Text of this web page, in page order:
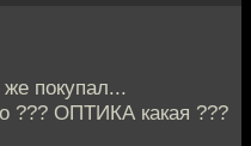
покупал...
??? ОПТИКА какая ???